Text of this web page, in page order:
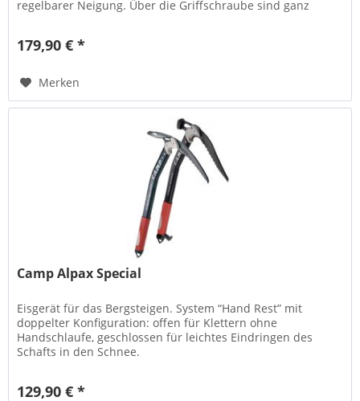
regelbarer Neigung. Über die Griffschraube sind ganz
179,90 € *
Merken
Camp Alpax Special
Eisgerät für das Bergsteigen. System “Hand Rest” mit
doppelter Konfiguration: offen für Klettern ohne
Handschlaufe, geschlossen für leichtes Eindringen des
Schafts in den Schnee.
129,90 € *